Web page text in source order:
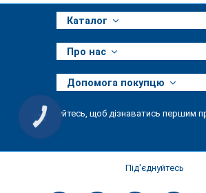
Каталог
Про нас
Допомога покупцю
Підписуйтесь, щоб дізнаватись першим
Під'єднуйтесь
КНОПКА
ЗВ'ЯЗКУ